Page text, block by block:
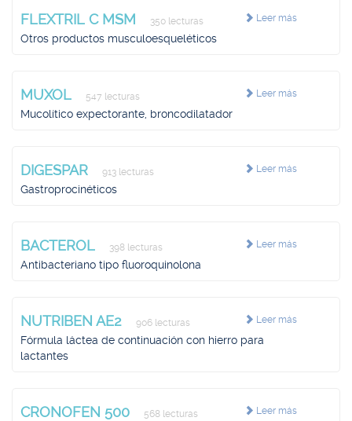
Leer más
FLEXTRIL C MSM 350 lecturas
Otros productos musculoesqueléticos
Leer más
MUXOL 547 lecturas
Mucolítico expectorante, broncodilatador
Leer más
DIGESPAR 913 lecturas
Gastroprocinéticos
Leer más
BACTEROL 398 lecturas
Antibacteriano tipo fluoroquinolona
Leer más
NUTRIBEN AE2 906 lecturas
Fórmula láctea de continuación con hierro para
lactantes
Leer más
CRONOFEN 500 568 lecturas